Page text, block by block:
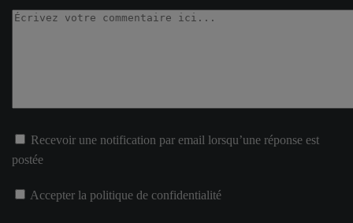
Recevoir une notification par email lorsqu’une réponse est
postée
Accepter la politique de confidentialité